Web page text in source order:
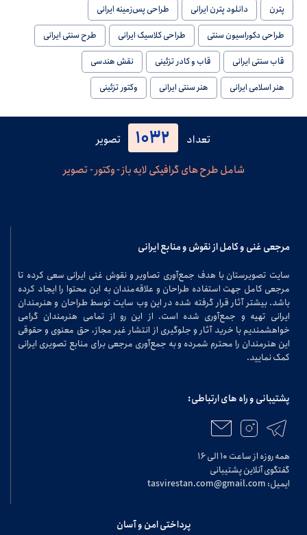
پترن دانلود پترن ایرانی
طراحی پس‌زمینه ایرانی
طراحی دکوراسیون سنتی
طراحی کلاسیک ایرانی
طرح سنتی ایرانی
قاب سنتی ایرانی
قاب و کادر تزئینی
نقش هندسی
هنر اسلامی ایرانی
هنر سنتی ایرانی وکتور تزئینی
تعداد 1032
تصویر
شامل طرح های گرافیکی لایه باز - وکتور - تصویر
مرجعی غنی و کامل از نقوش و منابع ایرانی
سایت تصویرستان با هدف جمع‌آوری تصاویر و نقوش غنی ایرانی سعی کرده تا
مرجعی کامل جهت استفاده طراحان و علاقه‌مندان به این محتوا را ایجاد کرده
باشد. بیشتر آثار قرار گرفته شده در این وب سایت توسط طراحان و هنرمندان
ایرانی تهیه و جمع‌آوری شده است. از این رو از تمامی هنرمندان گرامی
خواهشمندیم با خرید آثار و جلوگیری از انتشار غیر مجاز، حق معنوی و حقوقی
این هنرمندان را محترم شمرده و به جمع‌آوری مرجعی برای منابع تصویری ایرانی
کمک نمایید.
پشتیبانی و راه های ارتباطی:
همه روزه از ساعت ۱۰ الی ۱۶
گفتگوی آنلاین پشتیبانی
ایمیل: tasvirestan.com@gmail.com
پرداختی امن و آسان